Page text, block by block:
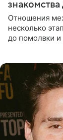
Отношения
несколько
до помолвки и